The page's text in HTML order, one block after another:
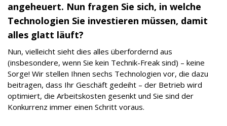
angeheuert. Nun fragen Sie sich, in welche
Technologien Sie investieren müssen, damit
alles glatt läuft?
Nun, vielleicht sieht dies alles überfordernd aus
(insbesondere, wenn Sie kein Technik-Freak sind) – keine
Sorge! Wir stellen Ihnen sechs Technologien vor, die dazu
beitragen, dass Ihr Geschäft gedeiht – der Betrieb wird
optimiert, die Arbeitskosten gesenkt und Sie sind der
Konkurrenz immer einen Schritt voraus.